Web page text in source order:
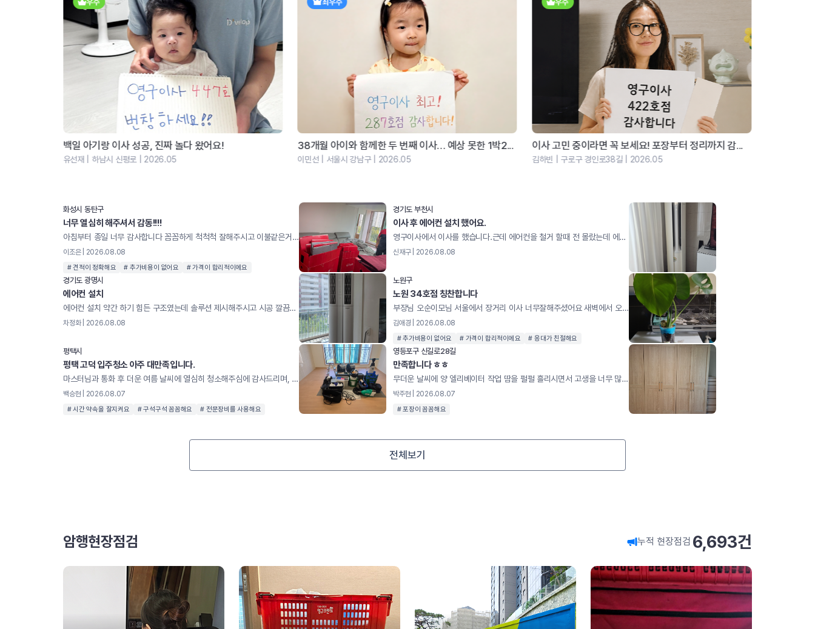
우수
백일 아기랑 이사 성공, 진짜 놀다 왔어요!
유선재 | 하남시 신평로 | 2026.05
최우수
38개월 아이와 함께한 두 번째 이사… 예상 못한 1박2...
이민선 | 서울시 강남구 | 2026.05
우수
이사 고민 중이라면 꼭 보세요! 포장부터 정리까지 감...
김하빈 | 구로구 경인로38길 | 2026.05
화성시 동탄구
너무 열심히 해주셔서 감동!!!!
아침부터 종일 너무 감사합니다 꼼꼼하게 척척척 잘해주시고 이불같은거 비닐도 다 깔고 해주셔서 안심이 됐어요 너무 감사드려요^_^
이조은 | 2026.08.08
# 견적이 정확해요 # 추가비용이 없어요 # 가격이 합리적이에요
경기도 부천시
이사 후 에어컨 설치 했어요.
영구이사에서 이사를 했습니다.근데 에어컨을 철거 할때 전 몰랐는데 에어컨 설치하러 오신분이 철거를 잘못해서 에어컨 설치를 못한다고 해서 영구이사에 이야기를 하니 설치 못한부분 영구에어컨 쪽으로 연결해서 설치해주기로 해서 지금 기사분이 오셔서 설치하고 가셨습니다. 설명도 잘해주시고 속시원하게 설치 마무리 해주셨습니다 영구이사에서 비용 일부 부담하기로 했습니다. 철거 부분 때문에 암튼 설치는 늦었지만 잘받았고 기사님 너무 잘해주셨습니다.
신재구 | 2026.08.08
경기도 광명시
에어컨 설치
에어컨 설치 약간 하기 힘든 구조였는데 솔루션 제시해주시고 시공 깔끔하게 해주셔서 감사합니다
차정화 | 2026.08.08
노원구
노원 34호점 칭찬합니다
부장님 오순이모님 서울에서 장거리 이사 너무잘해주셨어요 새벽에서 오셔서 사다리도 안돼서 엘리베이터로 짐을옮겼는데도 손상없이 친절하게잘해주셨어요 더운날씨에 고생많으셨고 조심해서 올라가세요
김애경 | 2026.08.08
# 추가비용이 없어요 # 가격이 합리적이에요 # 응대가 친절해요
평택시
평택 고덕 입주청소 아주 대만족입니다.
마스터님과 통화 후 더운 여름 날씨에 열심히 청소해주심에 감사드리며, 특히 바쁘시고 힘드실텐데, 문제점이나 이런 부분은 어떻게 청소해야 하는지 등 방법론에 대해 아주 자세하게 설명해주셨습니다. 다음에 기회가 되거나 추천한다면 영구크린 청소 적극 추천하도록 하겠습니다. 더운날 고생 많으셨습니다. 감사합니다.
백승현 | 2026.08.07
# 시간 약속을 잘지켜요 # 구석구석 꼼꼼해요 # 전문장비를 사용해요
영등포구 신길로28길
만족합니다 ㅎㅎ
무더운 날씨에 양 엘리베이터 작업 땀을 펄펄 흘리시면서 고생을 너무 많이 하셨습니다.포장에서 정리까지 만족합니다 몆 칠만 쓰고버린는 냉장고 청소까지 안방 장농까지 질맞 처주시고 너무나 애써주셨서 만족합니다 ㅎㅎ
박주현 | 2026.08.07
# 포장이 꼼꼼해요
전체보기
암행현장점검 누적 현장점검 6,693건